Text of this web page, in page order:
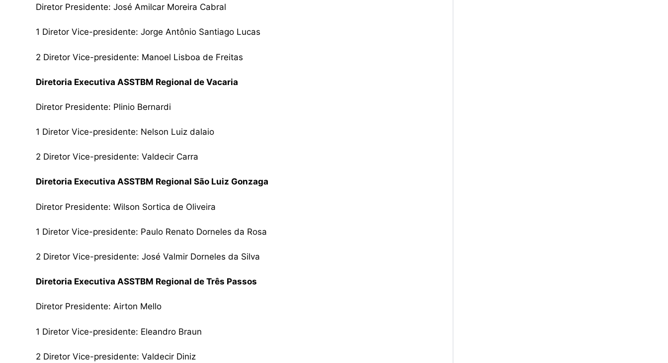
Diretor Presidente: José Amilcar Moreira Cabral
1 Diretor Vice-presidente: Jorge Antônio Santiago Lucas
2 Diretor Vice-presidente: Manoel Lisboa de Freitas
Diretoria Executiva ASSTBM Regional de Vacaria
Diretor Presidente: Plinio Bernardi
1 Diretor Vice-presidente: Nelson Luiz dalaio
2 Diretor Vice-presidente: Valdecir Carra
Diretoria Executiva ASSTBM Regional São Luiz Gonzaga
Diretor Presidente: Wilson Sortica de Oliveira
1 Diretor Vice-presidente: Paulo Renato Dorneles da Rosa
2 Diretor Vice-presidente: José Valmir Dorneles da Silva
Diretoria Executiva ASSTBM Regional de Três Passos
Diretor Presidente: Airton Mello
1 Diretor Vice-presidente: Eleandro Braun
2 Diretor Vice-presidente: Valdecir Diniz